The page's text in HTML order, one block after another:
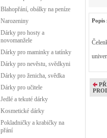
Blahopřání, obálky na peníze
Narozeniny
Dárky pro hosty a
novomanžele
Dárky pro maminky a tatínky
Dárky pro nevěstu, svědkyni
Dárky pro ženicha, svědka
Dárky pro učitele
Jedlé a tekuté dárky
Kosmetické dárky
Pokladničky a krabičky na
přání
Popis